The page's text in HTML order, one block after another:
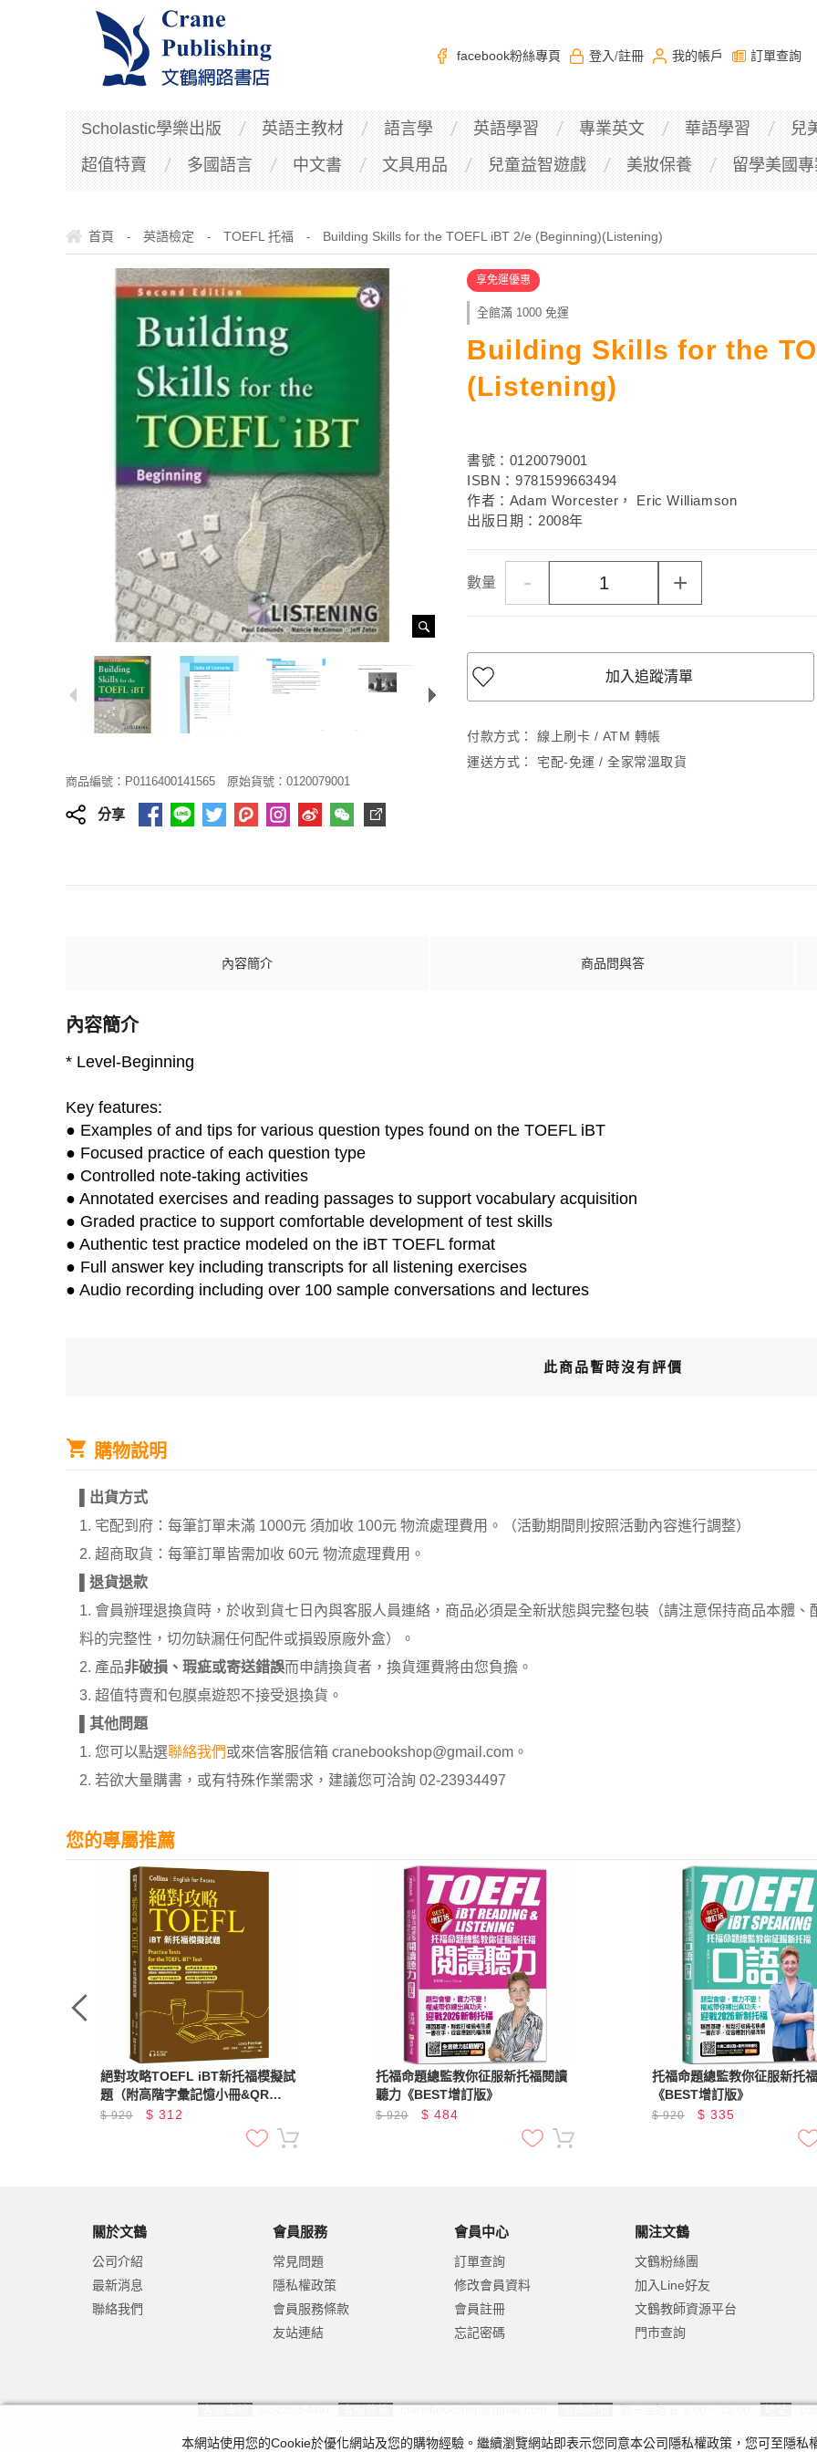
facebook粉絲專頁 登入 /註冊 我的帳戶 訂單查詢
Scholastic學樂出版 英語主教材 語言學 英語學習 專業英文 華語學習
兒
超值特賣
多國語言 中文書 文具用品 兒童益智遊戲 美妝保養 留學美國
首頁 - 英語檢定 - TOEFL 托福 - Building Skills for the TOEFL iBT 2/e (Beginning)(Listening)
商品編號：P0116400141565 原始貨號：0120079001
分享
享免運優惠
全館滿 1000 免運
Building Skills for the
(Listening)
書號：0120079001
ISBN：9781599663494
作者：Adam Worcester， Eric Williamson
出版日期：2008年
數量 - +
加入追蹤清單
付款方式：
線上刷卡 / ATM 轉帳
運送方式：
宅配-免運 / 全家常溫取貨
內容簡介 商品問與答
內容簡介
* Level-Beginning
Key features:
● Examples of and tips for various question types found on the TOEFL iBT
● Focused practice of each question type
● Controlled note-taking activities
● Annotated exercises and reading passages to support vocabulary acquisition
● Graded practice to support comfortable development of test skills
● Authentic test practice modeled on the iBT TOEFL format
● Full answer key including transcripts for all listening exercises
● Audio recording including over 100 sample conversations and lectures
此商品暫時沒有評價
購物說明
出貨方式
1. 宅配到府：每筆訂單未滿 1000元 須加收 100元 物流處理費用。（活動期間則按照活動內容進行調整）
2. 超商取貨：每筆訂單皆需加收 60元 物流處理費用。
退貨退款
1. 會員辦理退換貨時，於收到貨七日內與客服人員連絡，商品必須是全新狀態與完整包裝（請注意保持商品本體
料的完整性，切勿缺漏任何配件或損毀原廠外盒）。
2. 產品非破損、瑕疵或寄送錯誤而申請換貨者，換貨運費將由您負擔。
3. 超值特賣和包膜桌遊恕不接受退換貨。
其他問題
1. 您可以點選聯絡我們或來信客服信箱 cranebookshop@gmail.com。
2. 若欲大量購書，或有特殊作業需求，建議您可洽詢 02-23934497
您的專屬推薦
絕對攻略TOEFL iBT新托福模擬試
題（附高階字彙記憶小冊&QR
Code線上音檔）
$920 $ 312
托福命題總監教你征服新托福閱讀
聽力《BEST增訂版》
$920 $484
托福命題總監教你征服新托
《BEST增訂版》
$920 $ 335
關於文鶴
公司介紹
最新消息
聯絡我們
會員服務
常見問題
隱私權政策
會員服務條款
友站連結
會員中心
訂單查詢
修改會員資料
會員註冊
忘記密碼
關注文鶴
文鶴粉絲團
加入Line好友
文鶴教師資源平台
門市查詢
客服專線 02-2393-4497 客服信箱 cranebookshop@gmail.com 服務時間 週一至週五 9:00 ~ 18:00 地址
文鶴網路書店版權所有 © copyright Reserved.
本網站使用您的Cookie於優化網站及您的購物經驗。繼續瀏覽網站即表示您同意本公司隱私權政策，您可至隱私